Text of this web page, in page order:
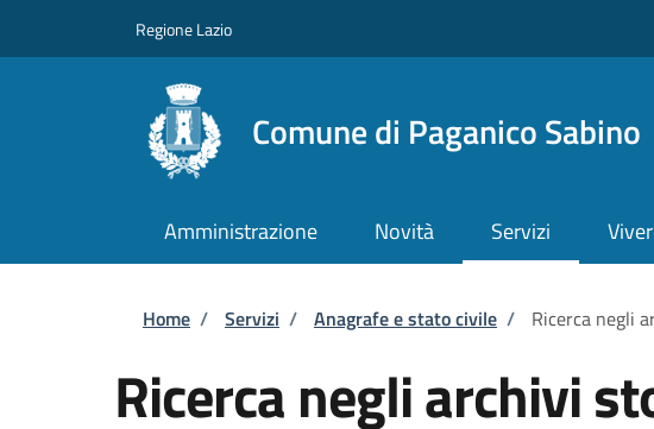
Regione Lazio
Comune di Paganico Sabino
Amministrazione Novità Servizi
Briciole di pane
Home / Servizi / Anagrafe e stato civile / Ricerca negli
Ricerca negli archivi